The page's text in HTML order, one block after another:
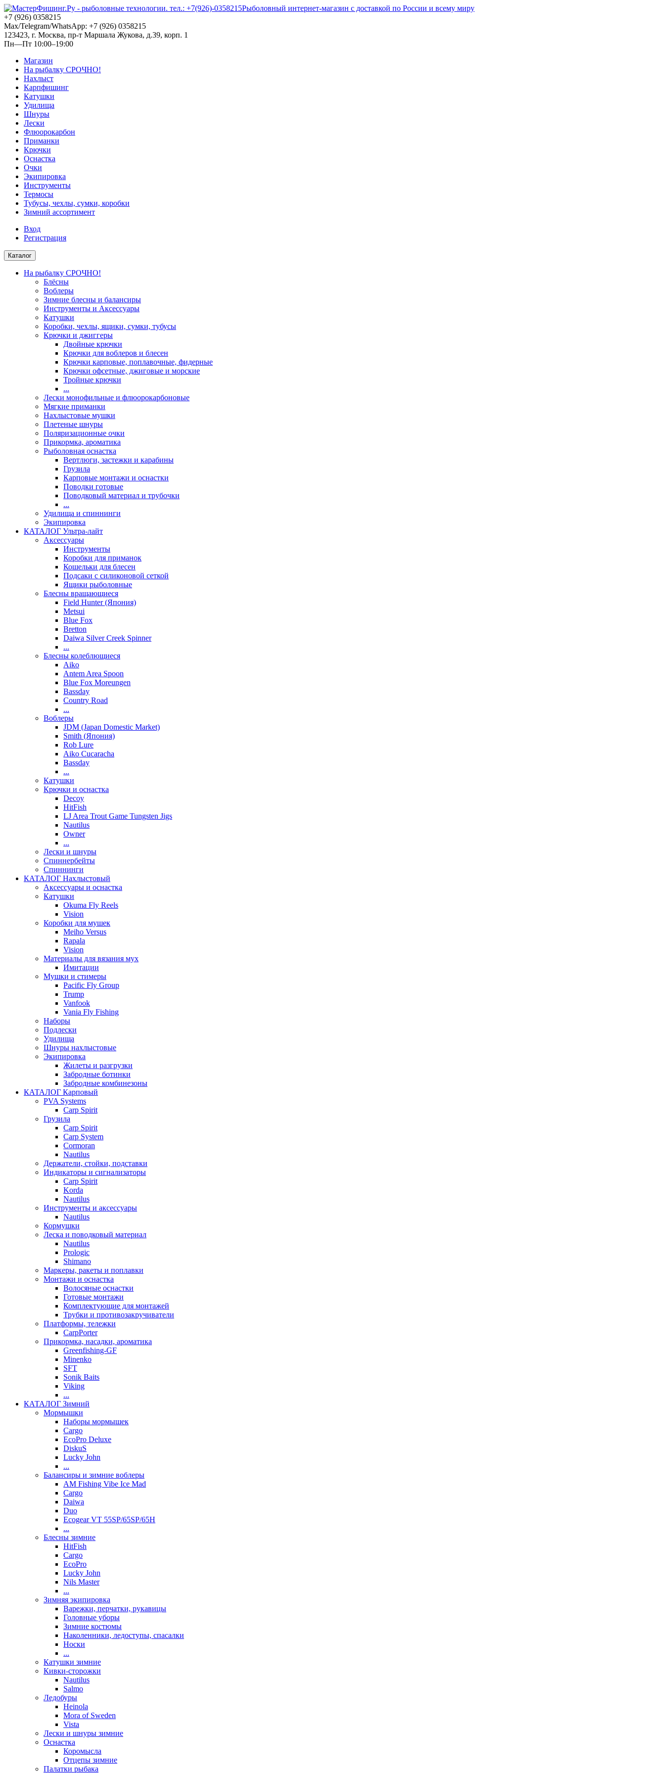
Рыболовный интернет-магазин с доставкой по России и всему миру
+7 (926) 0358215
Max/Telegram/WhatsApp: +7 (926) 0358215
123423, г. Москва, пр-т Маршала Жукова, д.39, корп. 1
Пн—Пт 10:00–19:00
Магазин
На рыбалку СРОЧНО!
Нахлыст
Карпфишинг
Катушки
Удилища
Шнуры
Лески
Флюорокарбон
Приманки
Крючки
Оснастка
Очки
Экипировка
Инструменты
Термосы
Тубусы, чехлы, сумки, коробки
Зимний ассортимент
Вход
Регистрация
Каталог
На рыбалку СРОЧНО!
Блёсны
Воблеры
Зимние блесны и балансиры
Инструменты и Аксессуары
Катушки
Коробки, чехлы, ящики, сумки, тубусы
Крючки и джиггеры
Двойные крючки
Крючки для воблеров и блесен
Крючки карповые, поплавочные, фидерные
Крючки офсетные, джиговые и морские
Тройные крючки
...
Лески монофильные и флюорокарбоновые
Мягкие приманки
Нахлыстовые мушки
Плетеные шнуры
Поляризационные очки
Прикормка, ароматика
Рыболовная оснастка
Вертлюги, застежки и карабины
Грузила
Карповые монтажи и оснастки
Поводки готовые
Поводковый материал и трубочки
...
Удилища и спиннинги
Экипировка
КАТАЛОГ Ультра-лайт
Аксессуары
Инструменты
Коробки для приманок
Кошельки для блесен
Подсаки с силиконовой сеткой
Ящики рыболовные
Блесны вращающиеся
Field Hunter (Япония)
Metsui
Blue Fox
Bretton
Daiwa Silver Creek Spinner
...
Блесны колеблющиеся
Aiko
Antem Area Spoon
Blue Fox Moreungen
Bassday
Country Road
...
Воблеры
JDM (Japan Domestic Market)
Smith (Япония)
Rob Lure
Aiko Cucaracha
Bassday
...
Катушки
Крючки и оснастка
Decoy
HitFish
LJ Area Trout Game Tungsten Jigs
Nautilus
Owner
...
Лески и шнуры
Спиннербейты
Спиннинги
КАТАЛОГ Нахлыстовый
Аксессуары и оснастка
Катушки
Okuma Fly Reels
Vision
Коробки для мушек
Meiho Versus
Rapala
Vision
Материалы для вязания мух
Имитации
Мушки и стимеры
Pacific Fly Group
Trump
Vanfook
Vania Fly Fishing
Наборы
Подлески
Удилища
Шнуры нахлыстовые
Экипировка
Жилеты и разгрузки
Забродные ботинки
Забродные комбинезоны
КАТАЛОГ Карповый
PVA Systems
Carp Spirit
Грузила
Carp Spirit
Carp System
Cormoran
Nautilus
Держатели, стойки, подставки
Индикаторы и сигнализаторы
Carp Spirit
Korda
Nautilus
Инструменты и аксессуары
Nautilus
Кормушки
Леска и поводковый материал
Nautilus
Prologic
Shimano
Маркеры, ракеты и поплавки
Монтажи и оснастка
Волосяные оснастки
Готовые монтажи
Комплектующие для монтажей
Трубки и противозакручиватели
Платформы, тележки
CarpPorter
Прикормка, насадки, ароматика
Greenfishing-GF
Minenko
SFT
Sonik Baits
Viking
...
КАТАЛОГ Зимний
Мормышки
Наборы мормышек
Cargo
EcoPro Deluxe
DiskuS
Lucky John
...
Балансиры и зимние воблеры
AM Fishing Vibe Ice Mad
Cargo
Daiwa
Duo
Ecogear VT 55SP/65SP/65H
...
Блесны зимние
HitFish
Cargo
EcoPro
Lucky John
Nils Master
...
Зимняя экипировка
Варежки, перчатки, рукавицы
Головные уборы
Зимние костюмы
Наколенники, ледоступы, спасалки
Носки
...
Катушки зимние
Кивки-сторожки
Nautilus
Salmo
Ледобуры
Heinola
Mora of Sweden
Vista
Лески и шнуры зимние
Оснастка
Коромысла
Отцепы зимние
Палатки рыбака